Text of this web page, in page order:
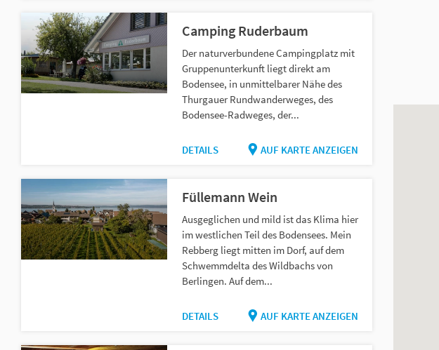
Camping Ruderbaum
Der naturverbundene Campingplatz mit
Gruppenunterkunft liegt direkt am
Bodensee, in unmittelbarer Nähe des
Thurgauer Rundwanderweges, des
Bodensee-Radweges, der...
DETAILS AUF KARTE ANZEIGEN
Füllemann Wein
Ausgeglichen und mild ist das Klima hier
im westlichen Teil des Bodensees. Mein
Rebberg liegt mitten im Dorf, auf dem
Schwemmdelta des Wildbachs von
Berlingen. Auf dem...
DETAILS AUF KARTE ANZEIGEN